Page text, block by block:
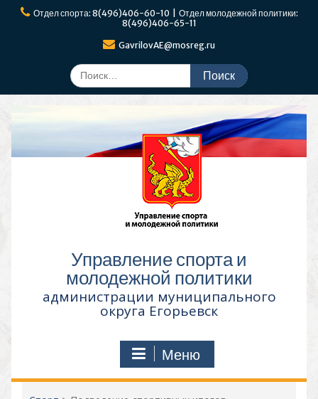
ПерейтиОтдел спорта: 8(496)406-60-10 | Отдел молодежной политики:
8(496)406-65-11
GavrilovAE@mosreg.ru
Поиск
по:
Управление спорта и
молодежной политики
администрации муниципального
округа Егорьевск
Меню